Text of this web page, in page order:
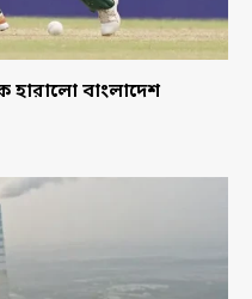
হারালো বাংলাদেশ